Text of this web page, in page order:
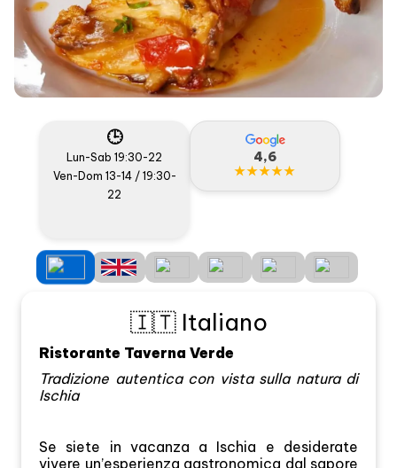
🕒
Lun-Sab 19:30-22
Ven-Dom 13-14 / 19:30-
22
4,6
★★★★★
🇮🇹 Italiano
Ristorante Taverna Verde
Tradizione autentica con vista sulla natura di
Ischia
Se siete in vacanza a Ischia e desiderate
vivere un’esperienza gastronomica dal sapore